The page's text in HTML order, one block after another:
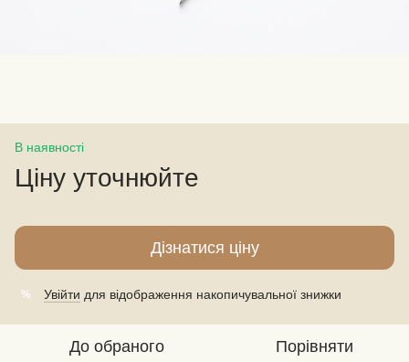
В наявності
Ціну уточнюйте
Дізнатися ціну
% Увійти для відображення накопичувальної знижки
До обраного Порівняти